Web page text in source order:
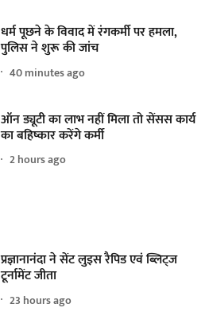
धर्म पूछने के विवाद में रंगकर्मी पर हमला,
पुलिस ने शुरू की जांच
40 minutes ago
ऑन ड्यूटी का लाभ नहीं मिला तो सेंसस कार्य
का बहिष्कार करेंगे कर्मी
2 hours ago
प्रज्ञानानंदा ने सेंट लुइस रैपिड एवं ब्लिट्ज
टूर्नामेंट जीता
23 hours ago